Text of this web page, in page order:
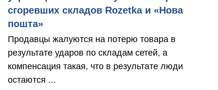
сгоревших складов Rozetka и «Нова
пошта»
Продавцы жалуются на потерю товара в
результате ударов по складам сетей, а
компенсация такая, что в результате люди
остаются ...